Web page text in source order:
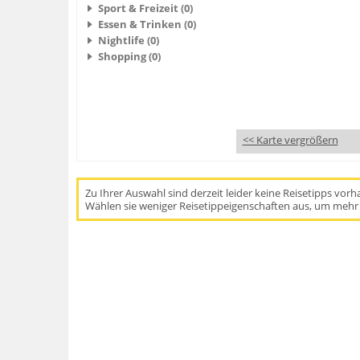
Sport & Freizeit (0)
Essen & Trinken (0)
Nightlife (0)
Shopping (0)
<< Karte vergrößern
Zu Ihrer Auswahl sind derzeit leider keine Reisetipps
Wählen sie weniger Reisetippeigenschaften aus, um